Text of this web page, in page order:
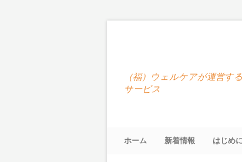
（福）ウェルケアが運営す
サービス
ホーム 新着情報 はじめ